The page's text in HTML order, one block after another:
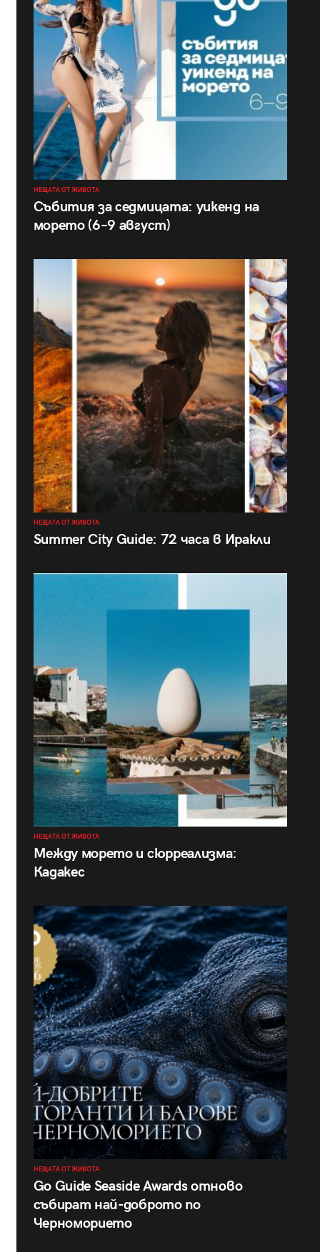
НЕЩАТА ОТ ЖИВОТА
Събития за седмицата: уикенд на
морето (6–9 август)
НЕЩАТА ОТ ЖИВОТА
Summer City Guide: 72 часа в Иракли
НЕЩАТА ОТ ЖИВОТА
Между морето и сюрреализма:
Кадакес
НЕЩАТА ОТ ЖИВОТА
Go Guide Seaside Awards отново
събират най-доброто по
Черноморието